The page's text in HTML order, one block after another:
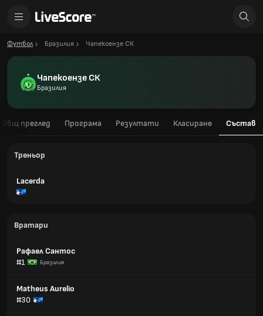
Футбол Бразилия Чапекоензе СК
Чапекоензе СК
Бразилия
Общ преглед Програма Резултати Класиране Състав
Треньор
Lacerda
Вратари
Рафаел Сантос
#1
Бразилия
Matheus Aurelio
#30